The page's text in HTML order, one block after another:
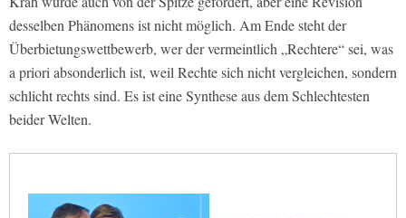
desselben Phänomens ist nicht möglich. Am Ende steht der
Überbietungswettbewerb, wer der vermeintlich „Rechtere“ sei, was
a priori absonderlich ist, weil Rechte sich nicht vergleichen, sondern
schlicht rechts sind. Es ist eine Synthese aus dem Schlechtesten
beider Welten.